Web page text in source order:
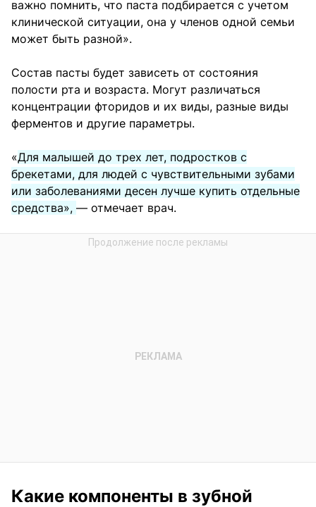
важно помнить, что паста подбирается с учетом
клинической ситуации, она у членов одной семьи
может быть разной».
Состав пасты будет зависеть от состояния
полости рта и возраста. Могут различаться
концентрации фторидов и их виды, разные виды
ферментов и другие параметры.
«Для малышей до трех лет, подростков с
брекетами, для людей с чувствительными зубами
или заболеваниями десен лучше купить отдельные
средства», — отмечает врач.
Какие компоненты в зубной